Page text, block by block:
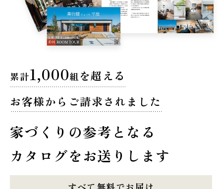
累計1,000組 を超える
お客様からご請求されました
家づくりの参考となる
カタログをお送りします
すべて無料でお届け